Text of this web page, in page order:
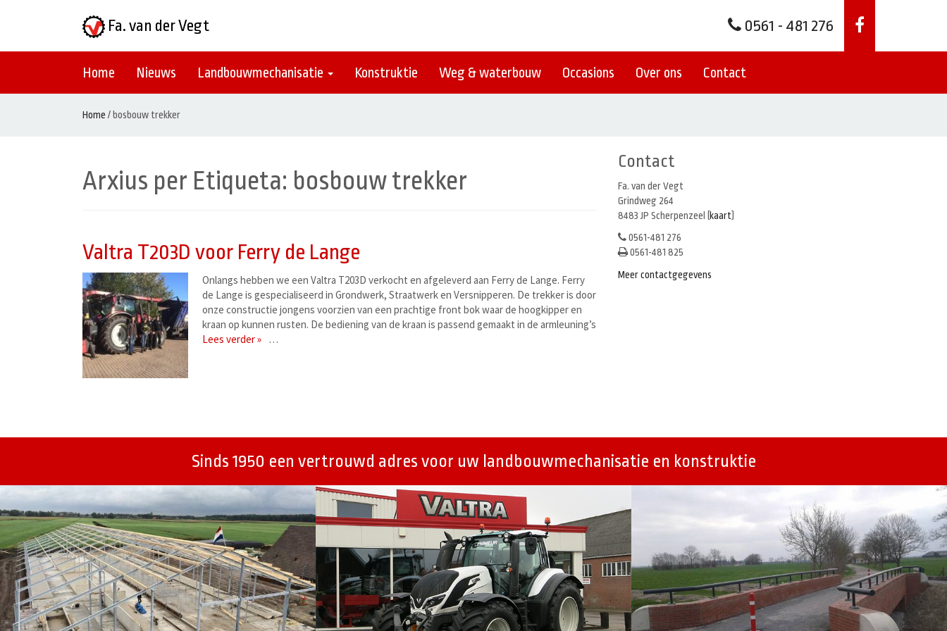
Fa. van der Vegt 0561 - 481 276
Home Nieuws Landbouwmechanisatie Konstruktie Weg & waterbouw Occasions Over ons Contact
Home /bosbouw trekker
Arxius per Etiqueta: bosbouw trekker
Valtra T203D voor Ferry de Lange
Onlangs hebben we een Valtra T203D verkocht en afgeleverd aan Ferry de Lange. Ferry
de Lange is gespecialiseerd in Grondwerk, Straatwerk en Versnipperen. De trekker is door
onze constructie jongens voorzien van een prachtige front bok waar de hoogkipper en
kraan op kunnen rusten. De bediening van de kraan is passend gemaakt in de armleuning’s
…
Lees verder »
Contact
Fa. van der Vegt
Grindweg 264
8483 JP Scherpenzeel (
kaart
0561-481 276
0561-481 825
Meer contactgegevens
Sinds 1950 een vertrouwd adres voor uw landbouwmechanisatie en konstruktie